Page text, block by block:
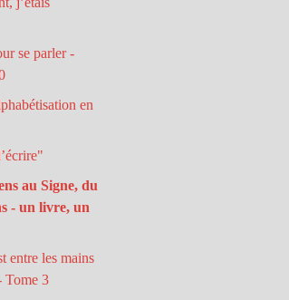
se parler -
en
au Signe, du
- un livre, un
entre les mains
Tome 3